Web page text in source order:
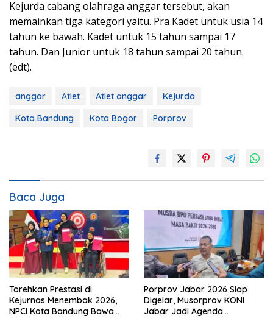
Kejurda cabang olahraga anggar tersebut, akan
memainkan tiga kategori yaitu. Pra Kadet untuk usia 14
tahun ke bawah. Kadet untuk 15 tahun sampai 17
tahun. Dan Junior untuk 18 tahun sampai 20 tahun.
(edt).
anggar Atlet Atlet anggar
Kejurda
Kota Bandung
Kota Bogor Porprov
Baca Juga
Torehkan Prestasi di
Kejurnas Menembak 2026,
NPCI Kota Bandung Bawa
Porprov Jabar 2026 Siap
Digelar, Musorprov KONI
Jabar Jadi Agenda